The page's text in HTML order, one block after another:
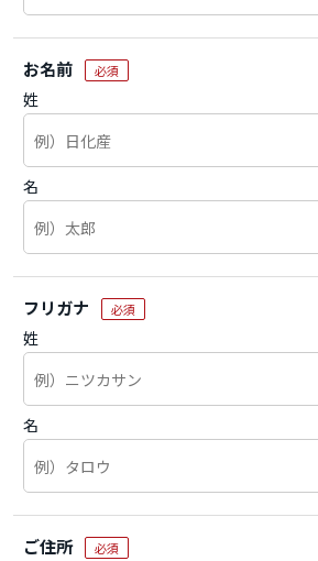
お名前 必須
姓
名
フリガナ 必須
姓
名
ご住所 必須